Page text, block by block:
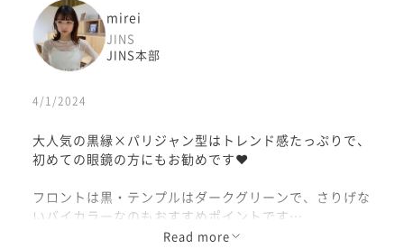
mirei
JINS
JINS本部
4/1/2024
大人気の黒縁×パリジャン型はトレンド感たっぷりで、
初めての眼鏡の方にもお勧めです❤︎
フロントは黒・テンプルはダークグリーンで、さりげな
いバイカラーなのもおすすめポイントです
Read more